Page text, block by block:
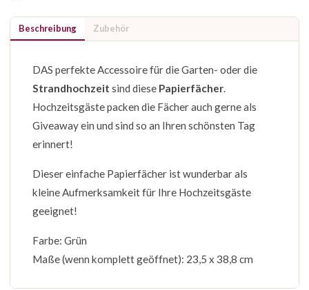
Beschreibung Zubehör
DAS perfekte Accessoire für die Garten- oder die
Strandhochzeit sind diese Papierfächer.
Hochzeitsgäste packen die Fächer auch gerne als
Giveaway ein und sind so an Ihren schönsten Tag
erinnert!
Dieser einfache Papierfächer ist wunderbar als
kleine Aufmerksamkeit für Ihre Hochzeitsgäste
geeignet!
Farbe: Grün
Maße (wenn komplett geöffnet): 23,5 x 38,8 cm